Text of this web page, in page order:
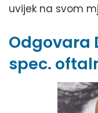
uvijek na svom
Odgovara
spec.